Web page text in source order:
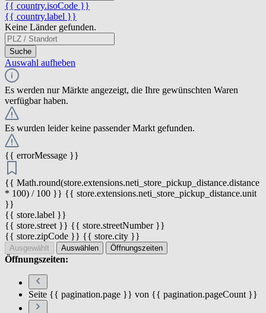
{{ country.isoCode }}
{{ country.label }}
Keine Länder gefunden.
Suche
Auswahl aufheben
Es werden nur Märkte angezeigt, die Ihre gewünschten Waren
verfügbar haben.
Es wurden leider keine passender Markt gefunden.
{{ errorMessage }}
{{ Math.round(store.extensions.neti_store_pickup_distance.distance
* 100) / 100 }} {{ store.extensions.neti_store_pickup_distance.unit
}}
{{ store.label }}
{{ store.street }} {{ store.streetNumber }}
{{ store.zipCode }} {{ store.city }}
Ausgewählt Auswählen Öffnungszeiten
Öffnungszeiten:
Seite {{ pagination.page }} von {{ pagination.pageCount }}